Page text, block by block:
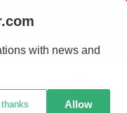
envios Por MENOR se
, los pedidos por
al pago del pedido
with news and
thanks Allow